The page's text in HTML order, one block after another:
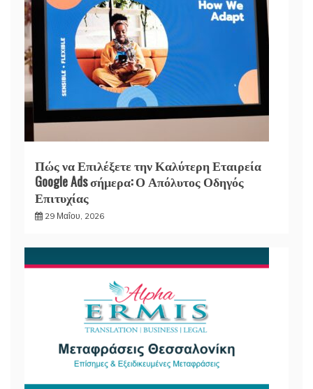
Πώς να Επιλέξετε την Καλύτερη Εταιρεία
Google Ads σήμερα: Ο Απόλυτος Οδηγός
Επιτυχίας
29 Μαΐου, 2026